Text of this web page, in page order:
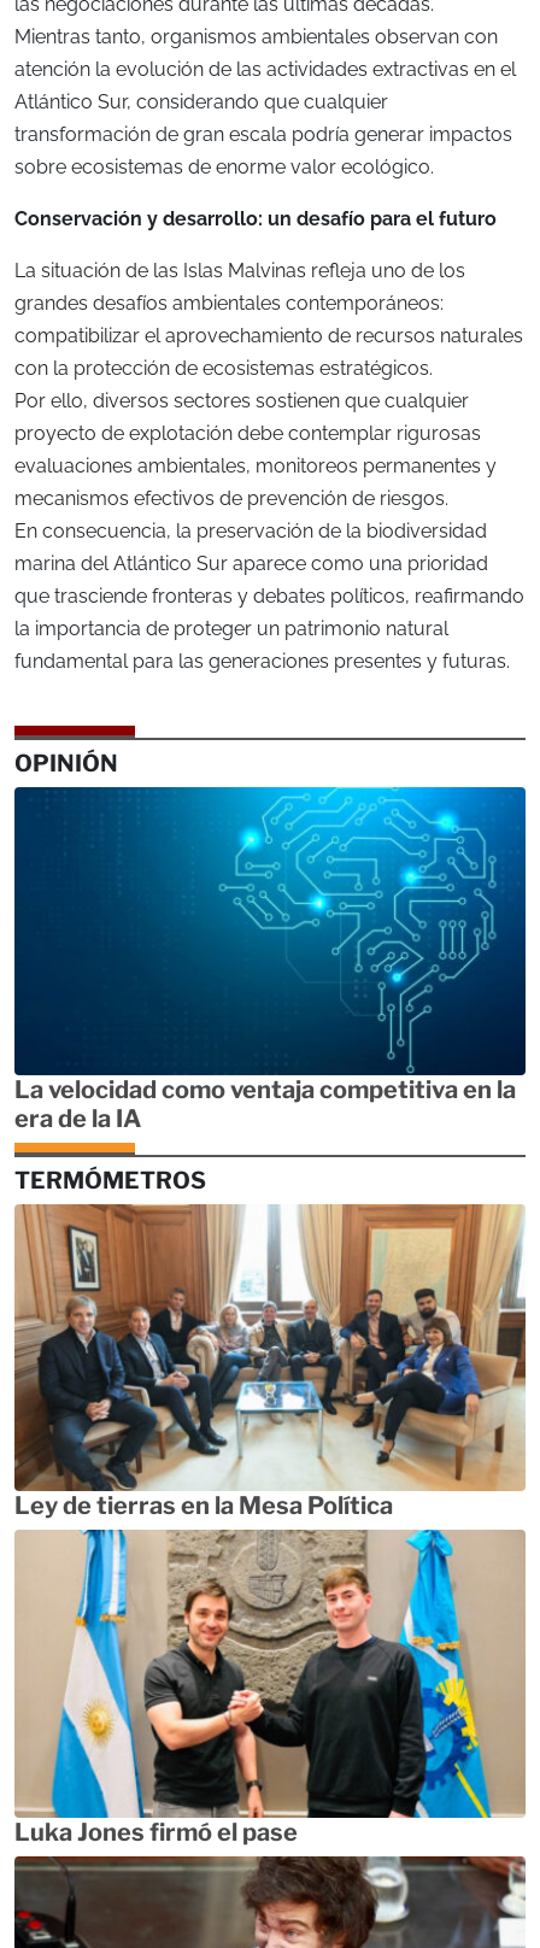
Mientras tanto, organismos ambientales observan con
atención la evolución de las actividades extractivas en el
Atlántico Sur, considerando que cualquier
transformación de gran escala podría generar impactos
sobre ecosistemas de enorme valor ecológico.
Conservación y desarrollo: un desafío para el futuro
La situación de las Islas Malvinas refleja uno de los
grandes desafíos ambientales contemporáneos:
compatibilizar el aprovechamiento de recursos naturales
con la protección de ecosistemas estratégicos.
Por ello, diversos sectores sostienen que cualquier
proyecto de explotación debe contemplar rigurosas
evaluaciones ambientales, monitoreos permanentes y
mecanismos efectivos de prevención de riesgos.
En consecuencia, la preservación de la biodiversidad
marina del Atlántico Sur aparece como una prioridad
que trasciende fronteras y debates políticos, reafirmando
la importancia de proteger un patrimonio natural
fundamental para las generaciones presentes y futuras.
OPINIÓN
La velocidad como ventaja competitiva en la
era de la IA
TERMÓMETROS
Ley de tierras en la Mesa Política
Luka Jones firmó el pase